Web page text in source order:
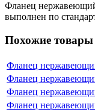
Фланец
выполнен по
Похожие товары
Фланец
Фланец
Фланец
Фланец